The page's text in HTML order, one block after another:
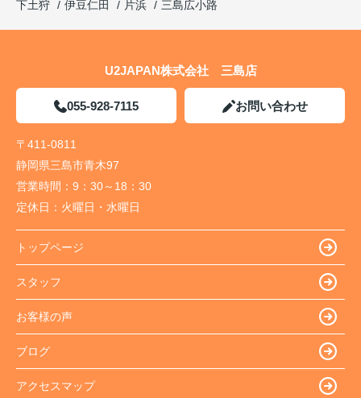
下土狩
伊豆仁田 片浜 三島広小路
U2JAPAN株式会社 三島店
055-928-7115 お問い合わせ
〒411-0811
静岡県三島市青木97
営業時間： 9：30～18：30
定休日： 火曜日・水曜日
トップページ
スタッフ
お客様の声
ブログ
アクセスマップ